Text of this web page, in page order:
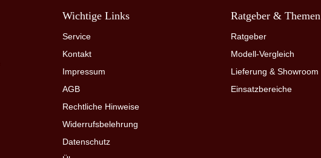
Wichtige Links
Service
Kontakt
Impressum
AGB
Rechtliche Hinweise
Widerrufsbelehrung
Datenschutz
Ratgeber & Themen
Ratgeber
Modell-Vergleich
Lieferung & Showroom
Einsatzbereiche